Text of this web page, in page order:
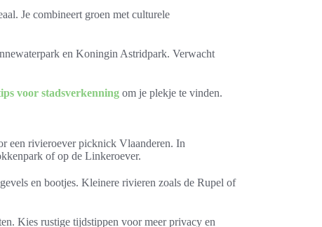
Je combineert groen met culturele
en Koningin Astridpark. Verwacht
voor stadsverkenning om je plekje te vinden.
een rivieroever picknick Vlaanderen. In
of op de Linkeroever.
en bootjes. Kleinere rivieren zoals de Rupel of
Kies rustige tijdstippen voor meer privacy en